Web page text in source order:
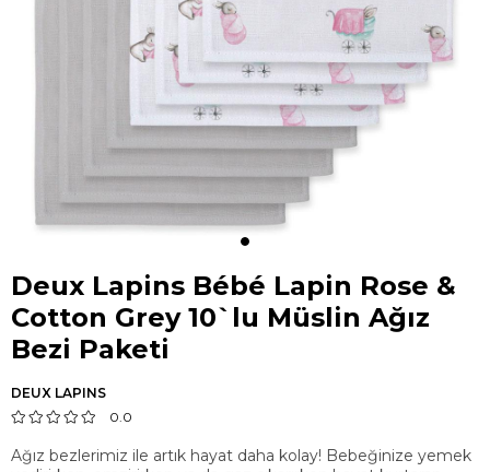
Deux Lapins Bébé Lapin Rose &
Cotton Grey 10`lu Müslin Ağız
Bezi Paketi
DEUX LAPINS
0.0
Ağız bezlerimiz ile artık hayat daha kolay! Bebeğinize yemek